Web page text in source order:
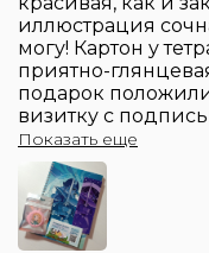
иллюстрация
могу! Картон у
приятно-
подарок
визитку с
Показать еще